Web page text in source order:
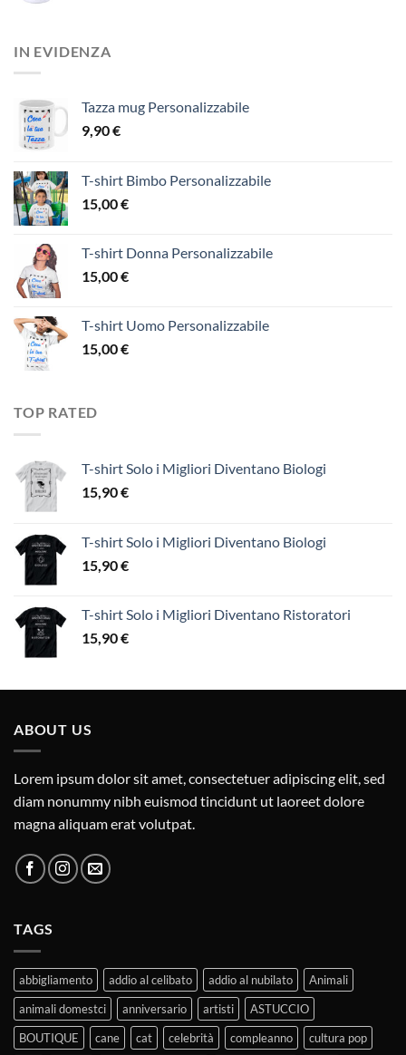
IN EVIDENZA
Tazza mug Personalizzabile
9,90€
T-shirt Bimbo Personalizzabile
15,00€
T-shirt Donna Personalizzabile
15,00€
T-shirt Uomo Personalizzabile
15,00€
TOP RATED
T-shirt Solo i Migliori Diventano Biologi
15,90€
T-shirt Solo i Migliori Diventano Biologi
15,90€
T-shirt Solo i Migliori Diventano Ristoratori
15,90€
ABOUT US
Lorem ipsum dolor sit amet, consectetuer adipiscing elit, sed
diam nonummy nibh euismod tincidunt ut laoreet dolore
magna aliquam erat volutpat.
TAGS
abbigliamento addio al celibato addio al nubilato
Animali
animali domestci
anniversario artisti
ASTUCCIO
BOUTIQUE
cane cat celebrità compleanno
cultura pop